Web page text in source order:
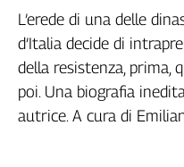
Fillea
Filt
Fiom
Fisac
Flai
L’erede di una delle
d’Italia decide di
della resistenza, prima,
poi. Una biografia
autrice. A cura di